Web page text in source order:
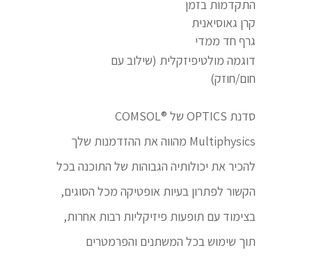
התקדמות בזמן
קרן גאוסיאנית
גרף חד ממדי
דוגמה מולטיפיזקלית (שילוב עם
חום/חוזק)
סדנת OPTICS של ®COMSOL
Multiphysics מהווה את ההזדמנות שלך
להכיר את יכולותיה הגבוהות של התוכנה בכל
הקשור לפתרון בעיות אופטיקה מכל הסוגים,
בצימוד עם תופעות פיזיקליות רבות אחרות,
תוך שימוש בכל המשתנים והפרמטרים